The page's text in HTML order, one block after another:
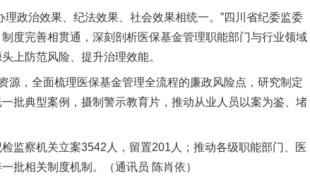
治效果、纪法效果、社会效果相统一。”四川省纪委监委
度完善相贯通，深刻剖析医保基金管理职能部门与行业领域
上防范风险、提升治理效能。
，全面梳理医保基金管理全流程的廉政风险点，研究制定
批典型案例，摄制警示教育片，推动从业人员以案为鉴、堵
察机关立案3542人，留置201人；推动各级职能部门、医
批相关制度机制。（通讯员 陈肖依）